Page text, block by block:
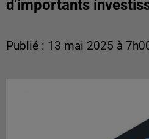
d'importants
Publié : 13 mai 2025 à